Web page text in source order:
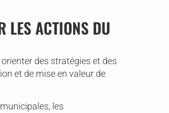
LES ACTIONS DU
des stratégies et des
et de mise en valeur de
les